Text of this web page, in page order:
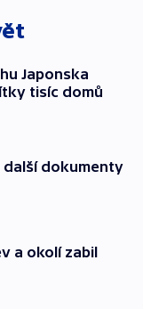
Japonska
tisíc domů
další dokumenty
a okolí zabil